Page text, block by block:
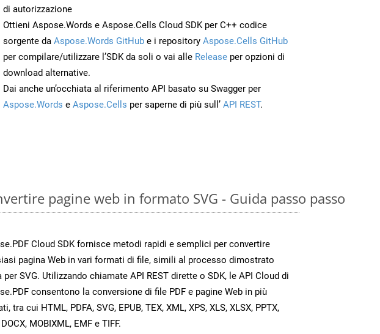
di autorizzazione
Ottieni Aspose.Words e Aspose.Cells Cloud SDK per C++ codice
sorgente da Aspose.Words GitHub e i repository Aspose.Cells GitHub
per compilare/utilizzare l’SDK da soli o vai alle Release per opzioni di
download alternative.
Dai anche un’occhiata al riferimento API basato su Swagger per
Aspose.Words e Aspose.Cells per saperne di più sull’ API REST.
pagine web in formato SVG - Guida passo passo
Cloud SDK fornisce metodi rapidi e semplici per convertire
pagina Web in vari formati di file, simili al processo dimostrato
per SVG. Utilizzando chiamate API REST dirette o SDK, le API Cloud di
consentono la conversione di file PDF e pagine Web in più
tra cui HTML, PDFA, SVG, EPUB, TEX, XML, XPS, XLS, XLSX, PPTX,
DOCX, MOBIXML, EMF e TIFF.